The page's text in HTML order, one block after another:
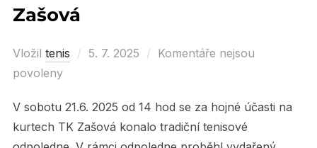
Zašová
Vložil tenis
Posted
5. 7. 2025
Komentáře nejsou
povoleny
V sobotu 21.6. 2025 od 14 hod se za hojné účasti na
kurtech TK Zašová konalo tradiční tenisové